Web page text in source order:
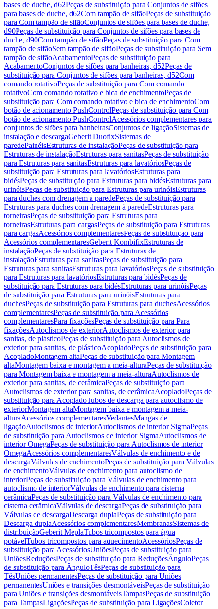
bases de duche, d62Peças de substituição para Conjuntos de sifões
para bases de duche, d62Com tampão de sifãoPeças de substituição
para Com tampão de sifãoConjuntos de sifões para bases de duche,
d90Peças de substituição para Conjuntos de sifões para bases de
duche, d90Com tampão de sifãoPeças de substituição para Com
tampão de sifãoSem tampão de sifãoPeças de substituição para Sem
tampão de sifãoAcabamentoPeças de substituição para
AcabamentoConjuntos de sifões para banheiras, d52Peças de
substituição para Conjuntos de sifões para banheiras, d52Com
comando rotativoPeças de substituição para Com comando
rotativoCom comando rotativo e bica de enchimentoPeças de
substituição para Com comando rotativo e bica de enchimentoCom
botão de acionamento PushControlPeças de substituição para Com
botão de acionamento PushControlAcessórios complementares para
conjuntos de sifões para banheirasConjuntos de ligaçãoSistemas de
instalação e descargaGeberit DuofixSistemas de
paredePainéisEstruturas de instalaçãoPeças de substituição para
Estruturas de instalaçãoEstruturas para sanitasPeças de substituição
para Estruturas para sanitasEstruturas para lavatóriosPeças de
substituição para Estruturas para lavatóriosEstruturas para
bidésPeças de substituição para Estruturas para bidésEstruturas para
urinóisPeças de substituição para Estruturas para urinóisEstruturas
para duches com drenagem à paredePeças de substituição para
Estruturas para duches com drenagem à paredeEstruturas para
torneirasPeças de substituição para Estruturas para
torneirasEstruturas para cargasPeças de substituição para Estruturas
para cargasAcessórios complementaresPeças de substituição para
Acessórios complementaresGeberit KombifixEstruturas de
instalaçãoPeças de substituição para Estruturas de
instalaçãoEstruturas para sanitasPeças de substituição para
Estruturas para sanitasEstruturas para lavatóriosPeças de substituição
para Estruturas para lavatóriosEstruturas para bidésPeças de
substituição para Estruturas para bidésEstruturas para urinóisPeças
de substituição para Estruturas para urinóisEstruturas para
duchesPeças de substituição para Estruturas para duchesAcessórios
complementaresPeças de substituição para Acessórios
complementaresPara fixaçõesPeças de substituição para Para
fixaçõesAutoclismos de exteriorAutoclismos de exterior para
sanitas, de plásticoPeças de substituição para Autoclismos de
exterior para sanitas, de plásticoAcopladoPeças de substituição para
AcopladoMontagem altaPeças de substituição para Montagem
altaMontagem baixa e montagem a meia-alturaPeças de substituição
para Montagem baixa e montagem a meia-alturaAutoclismos de
exterior para sanitas, de cerâmicaPeças de substituição para
Autoclismos de exterior para sanitas, de cerâmicaAcopladoPeças de
substituição para AcopladoTubos de descarga para autoclismo de
exteriorMontagem altaMontagem baixa e montagem a meia-
alturaAcessórios complementaresVedantesMangas de
ligaçãoAutoclismos de interiorAutoclismos de interior SigmaPeças
de substituição para Autoclismos de interior SigmaAutoclismos de
interior OmegaPeças de substituição para Autoclismos de interior
OmegaAcessórios complementaresVálvulas de enchimento e de
descargaVálvulas de enchimentoPeças de substituição para Válvulas
de enchimentoVálvulas de enchimento para autoclismo de
interiorPeças de substituição para Válvulas de enchimento para
autoclismo de interiorVálvulas de enchimento para cisterna
cerâmicaPeças de substituição para Válvulas de enchimento para
cisterna cerâmicaVálvulas de descargaPeças de substituição para
Válvulas de descargaDescarga duplaPeças de substituição para
Descarga duplaAcessórios complementaresMembranasSistemas de
distribuiçãoGeberit MeplaTubos tricompostos para água
potávelTubos tricompostos para aquecimentoAcessóriosPeças de
substituição para AcessóriosUniõesPeças de substituição para
UniõesReduçõesPeças de substituição para ReduçõesÂnguloPeças
de substituição para ÂnguloTêsPeças de substituição para
TêsUniões permanentesPeças de substituição para Uniões
permanentesUniões e transições desmontáveisPeças de substituição
para Uniões e transições desmontáveisTampasPeças de substituição
para TampasLigaçõesPeças de substituição para LigaçõesColetor